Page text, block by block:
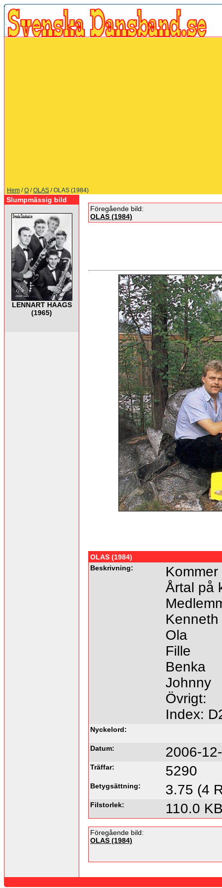
Hem /O /OLAS / OLAS (1984)
Slumpmässig bild
LENNART HAAGS
(1965)
Föregående bild:
OLAS (1984)
OLAS (1984)
Beskrivning:
Årtal på
Kenneth
Ola
Fille
Benka
Johnny
Övrigt:
Index:
Nyckelord:
Datum: 2006-
Träffar: 5290
Betygsättning: 3.75 (4
Filstorlek: 110.0
Föregående bild:
OLAS (1984)